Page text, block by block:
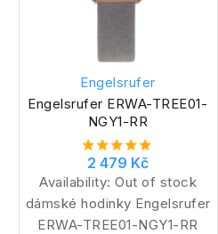
Engelsrufer
Engelsrufer ERWA-TREE01-
NGY1-RR
2 479 Kč
Availability: Out of stock
dámské hodinky Engelsrufer
ERWA-TREE01-NGY1-RR